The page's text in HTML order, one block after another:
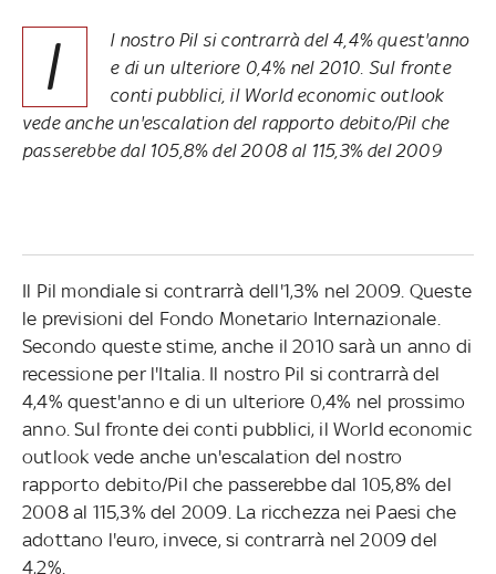
I
l nostro Pil si contrarrà del 4,4% quest'anno
e di un ulteriore 0,4% nel 2010. Sul fronte
conti pubblici, il World economic outlook
vede anche un'escalation del rapporto debito/Pil che
passerebbe dal 105,8% del 2008 al 115,3% del 2009
Il Pil mondiale si contrarrà dell'1,3% nel 2009. Queste
le previsioni del Fondo Monetario Internazionale.
Secondo queste stime, anche il 2010 sarà un anno di
recessione per l'Italia. Il nostro Pil si contrarrà del
4,4% quest'anno e di un ulteriore 0,4% nel prossimo
anno. Sul fronte dei conti pubblici, il World economic
outlook vede anche un'escalation del nostro
rapporto debito/Pil che passerebbe dal 105,8% del
2008 al 115,3% del 2009. La ricchezza nei Paesi che
adottano l'euro, invece, si contrarrà nel 2009 del
4,2%.